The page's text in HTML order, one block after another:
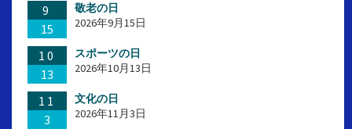
9
15
敬老の日
2026年9月15日
10
13
スポーツの日
2026年10月13日
11
3
文化の日
2026年11月3日